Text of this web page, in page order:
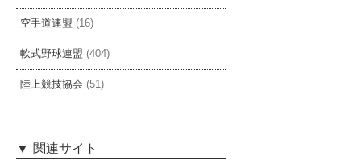
空手道連盟 (16)
軟式野球連盟 (404)
陸上競技協会 (51)
関連サイト